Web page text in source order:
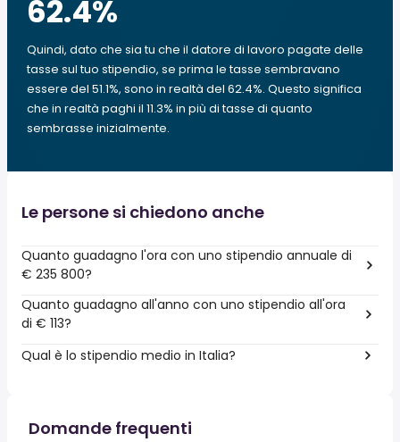
62.4%
Quindi, dato che sia tu che il datore di lavoro pagate delle
tasse sul tuo stipendio, se prima le tasse sembravano
essere del 51.1%, sono in realtà del 62.4%. Questo significa
che in realtà paghi il 11.3% in più di tasse di quanto
sembrasse inizialmente.
Le persone si chiedono anche
Quanto guadagno l'ora con uno stipendio annuale di
€ 235 800?
Quanto guadagno all'anno con uno stipendio all'ora
di € 113?
Qual è lo stipendio medio in Italia?
Domande frequenti